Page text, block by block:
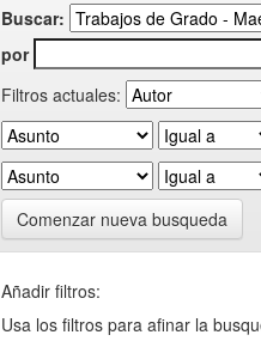
Buscar:
por
Filtros actuales:
Comenzar nueva busqueda
Añadir filtros:
Usa los filtros para afinar la